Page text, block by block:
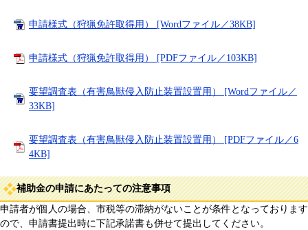
申請様式（狩猟免許取得用） [Wordファイル／38KB]
申請様式（狩猟免許取得用） [PDFファイル／103KB]
要望調査表（有害鳥獣侵入防止装置設置用） [Wordファイル／
33KB]
要望調査表（有害鳥獣侵入防止装置設置用） [PDFファイル／6
4KB]
補助金の申請にあたっての注意事項
申請者が個人の場合、市税等の滞納がないことが条件となっております
ので、申請書提出時に下記承諾書も併せて提出してください。